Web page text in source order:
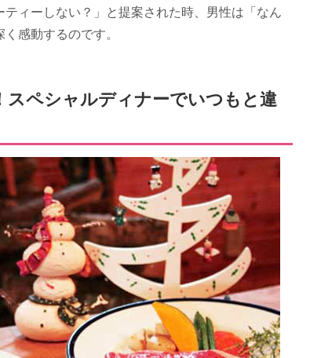
ィーしない？」と提案された時、男性は「なん
感動するのです。
ペシャルディナーでいつもと違